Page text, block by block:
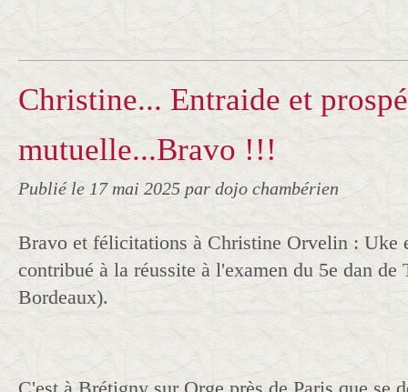
Christine... Entraide et
mutuelle...Bravo !!!
Publié le 17 mai 2025 par dojo chambérien
Bravo et félicitations à Christine Orvelin : Uke
contribué à la réussite à l'examen du 5e dan de
Bordeaux).